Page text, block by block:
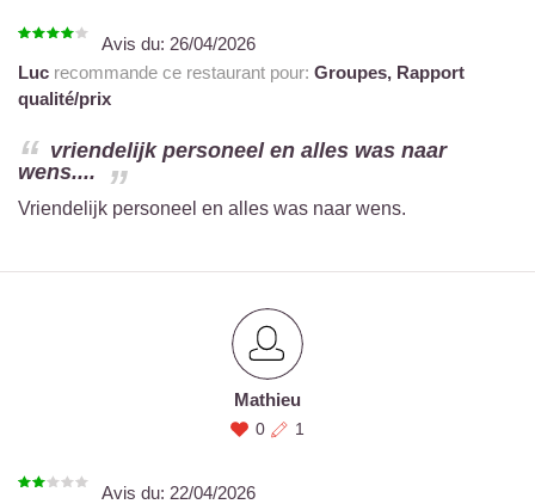
Avis du: 26/04/2026
Luc recommande ce restaurant pour: Groupes, Rapport
qualité/prix
vriendelijk personeel en alles was naar
wens....
Vriendelijk personeel en alles was naar wens.
Mathieu
0 1
Avis du: 22/04/2026